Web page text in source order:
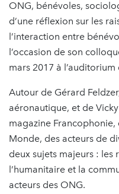
ONG, bénévoles,
d’une réflexion sur les
l’interaction entre
l’occasion de son
mars 2017 à
Autour de Gérard
aéronautique, et de
magazine
Monde, des acteurs de
deux sujets majeurs : les
l’humanitaire et la
acteurs des ONG.